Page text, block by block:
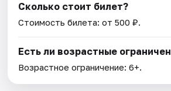
Сколько стоит билет?
Стоимость билета: от 500 ₽.
Есть ли возрастные
Возрастное ограничение: 6+.